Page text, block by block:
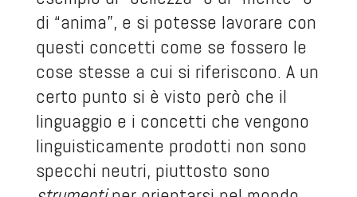
di “anima”, e si potesse lavorare con
questi concetti come se fossero le
cose stesse a cui si riferiscono. A un
certo punto si è visto però che il
linguaggio e i concetti che vengono
linguisticamente prodotti non sono
specchi neutri, piuttosto sono